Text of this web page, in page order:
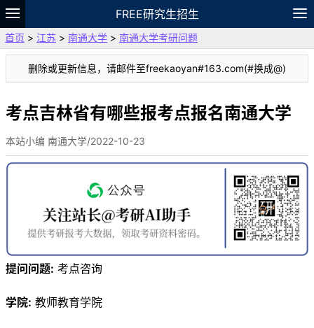
FREE研究生招生
题库
故事 专题 APP 笔记
VIP
资料
首页 > 江苏 > 南通大学 > 南通大学考研问题
删除或更新信息，请邮件至freekaoyan#163.com(#换成@)
考点吉林省有哪些报考点报名南通大学
本站小编 南通大学/2022-10-23
提问问题: 考点咨询
学院: 教师教育学院